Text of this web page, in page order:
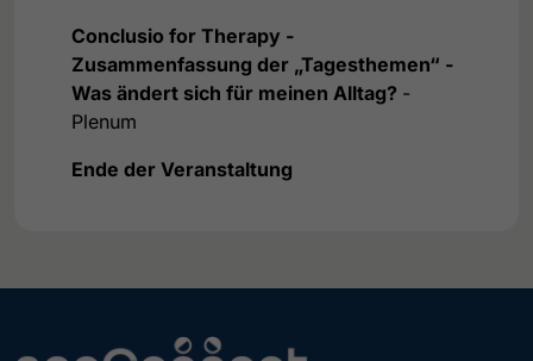
Conclusio for Therapy -
Zusammenfassung der „Tagesthemen“ -
Was ändert sich für meinen Alltag? -
Plenum
Ende der Veranstaltung